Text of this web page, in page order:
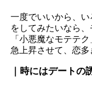
一度でいいから、
をしてみたいなら
「小悪魔なモテテ
急上昇させて、恋多
｜時にはデートの